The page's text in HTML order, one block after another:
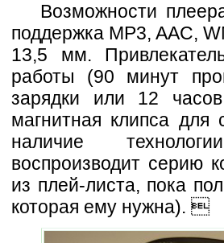
Возможности
поддержка MP3, AAC,
13,5 мм.
работы (90 минут
зарядки или 12
магнитная клипса для
наличие
воспроизводит серию
из плей-листа, пока
которая ему нужна). 